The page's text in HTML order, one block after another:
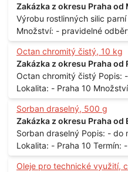
Zakázka z okresu Praha od
Výrobu rostlinných silic parní destilací
Množství: - pravidelné
až 1 l
Octan chromitý čistý, 10 kg
Zakázka z okresu Praha od
Octan chromitý čistý Popis: - sůl karboxylové kyseliny
Lokalita: - Praha
Sorban draselný, 500 g
Zakázka z okresu Praha od
Sorban draselný Popis: - do moštu Množství: - 500 kg
Oleje pro technické využití,